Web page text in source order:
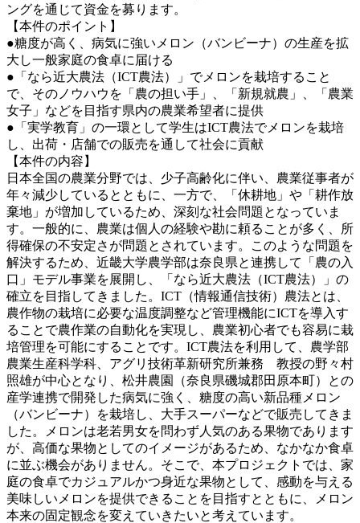
ングを通じて資金を募ります。
【本件のポイント】
●糖度が高く、病気に強いメロン（バンビーナ）の生産を拡
大し一般家庭の食卓に届ける
●「なら近大農法（ICT農法）」でメロンを栽培すること
で、そのノウハウを「農の担い手」、「新規就農」、「農業
女子」などを目指す県内の農業希望者に提供
●「実学教育」の一環として学生はICT農法でメロンを栽培
し、出荷・店舗での販売を通して社会に貢献
【本件の内容】
日本全国の農業分野では、少子高齢化に伴い、農業従事者が
年々減少しているとともに、一方で、「休耕地」や「耕作放
棄地」が増加しているため、深刻な社会問題となっていま
す。一般的に、農業は個人の経験や勘に頼ることが多く、所
得確保の不安定さが問題とされています。このような問題を
解決するため、近畿大学農学部は奈良県と連携して「農の入
口」モデル事業を展開し、「なら近大農法（ICT農法）」の
確立を目指してきました。ICT（情報通信技術）農法とは、
農作物の栽培に必要な温度調整など管理機能にICTを導入す
ることで農作業の自動化を実現し、農業初心者でも容易に栽
培管理を可能にすることです。ICT農法を利用して、農学部
農業生産科学科、アグリ技術革新研究所兼務 教授の野々村
照雄が中心となり、松井農園（奈良県磯城郡田原本町）との
産学連携で開発した病気に強く、糖度の高い新品種メロン
（バンビーナ）を栽培し、大手スーパーなどで販売してきま
した。メロンは老若男女を問わず人気のある果物であります
が、高価な果物としてのイメージがあるため、なかなか食卓
に並ぶ機会がありません。そこで、本プロジェクトでは、家
庭の食卓でカジュアルかつ身近な果物として、感動を与える
美味しいメロンを提供できることを目指すとともに、メロン
本来の固定観念を変えていきたいと考えています。